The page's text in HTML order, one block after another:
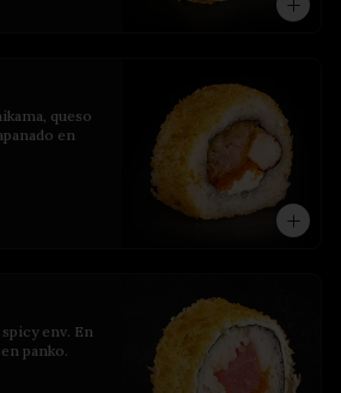
queso
en
env. En
panko.